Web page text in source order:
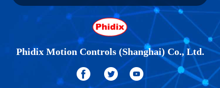
Phidix Motion Controls (Shanghai) Co., Ltd.